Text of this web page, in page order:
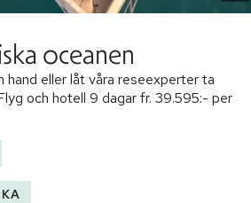
oceanen
hand eller låt våra reseexperter ta
och hotell 9 dagarfr. 39.595:- per